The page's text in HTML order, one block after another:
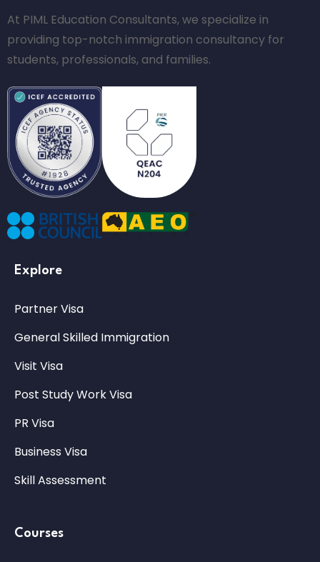
At PIML Education Consultants, we specialize in
providing top-notch immigration consultancy for
students, professionals, and families.
Explore
Partner Visa
General Skilled Immigration
Visit Visa
Post Study Work Visa
PR Visa
Business Visa
Skill Assessment
Courses